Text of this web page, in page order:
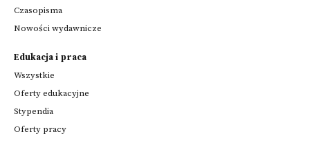
Czasopisma
Nowości wydawnicze
Edukacja i praca
Wszystkie
Oferty edukacyjne
Stypendia
Oferty pracy